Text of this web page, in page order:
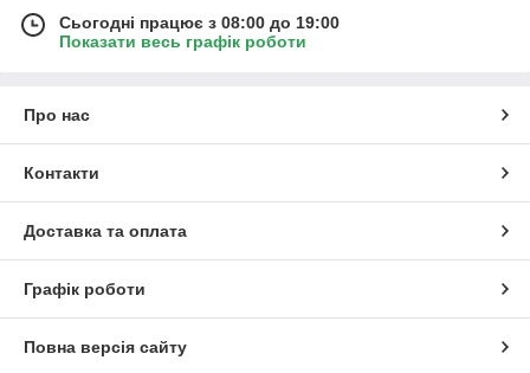
Сьогодні працює з 08:00 до 19:00
Показати весь графік роботи
Про нас
Контакти
Доставка та оплата
Графік роботи
Повна версія сайту